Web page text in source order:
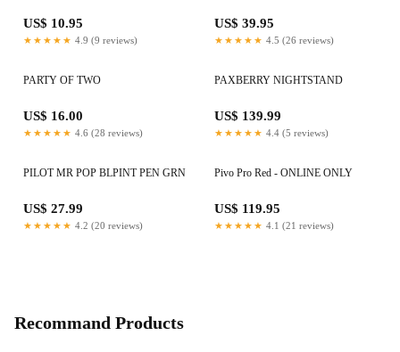
US$ 10.95
★★★★★ 4.9 (9 reviews)
US$ 39.95
★★★★★ 4.5 (26 reviews)
PARTY OF TWO
US$ 16.00
★★★★★ 4.6 (28 reviews)
PAXBERRY NIGHTSTAND
US$ 139.99
★★★★★ 4.4 (5 reviews)
PILOT MR POP BLPINT PEN GRN
US$ 27.99
★★★★★ 4.2 (20 reviews)
Pivo Pro Red - ONLINE ONLY
US$ 119.95
★★★★★ 4.1 (21 reviews)
Recommand Products